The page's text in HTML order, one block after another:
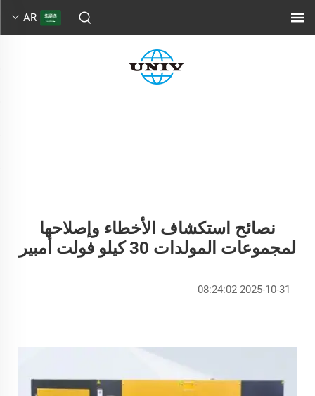
AR
نصائح استكشاف الأخطاء وإصلاحها
لمجموعات المولدات 30 كيلو فولت أمبير
2025-10-31 08:24:02